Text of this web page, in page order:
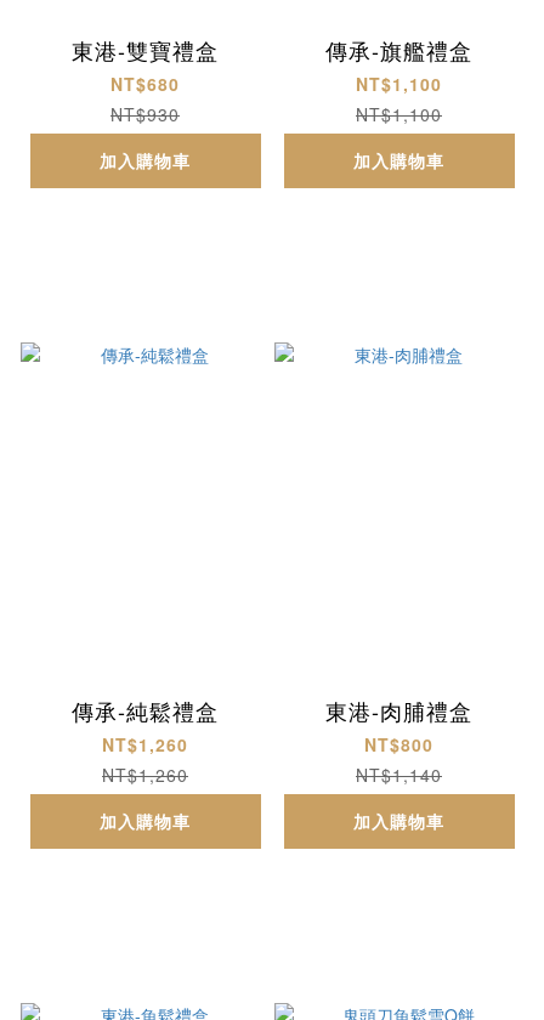
東港-雙寶禮盒
NT$680
NT$930
加入購物車
傳承-旗艦禮盒
NT$1,100
NT$1,100
加入購物車
傳承-純鬆禮盒
NT$1,260
NT$1,260
加入購物車
東港-肉脯禮盒
NT$800
NT$1,140
加入購物車